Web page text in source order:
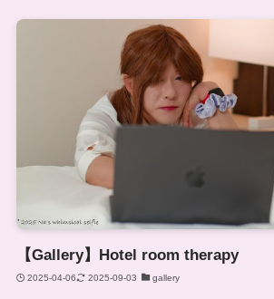
【Gallery】Hotel room therapy
2025-04-06 2025-09-03 gallery